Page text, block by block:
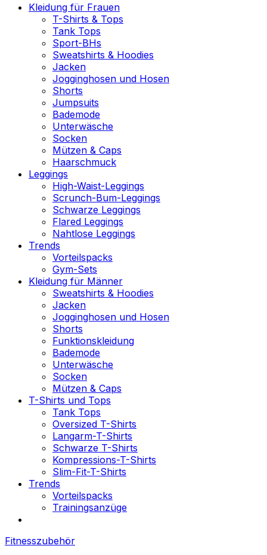
Kleidung für Frauen
T-Shirts & Tops
Tank Tops
Sport-BHs
Sweatshirts & Hoodies
Jacken
Jogginghosen und Hosen
Shorts
Jumpsuits
Bademode
Unterwäsche
Socken
Mützen & Caps
Haarschmuck
Leggings
High-Waist-Leggings
Scrunch-Bum-Leggings
Schwarze Leggings
Flared Leggings
Nahtlose Leggings
Trends
Vorteilspacks
Gym-Sets
Kleidung für Männer
Sweatshirts & Hoodies
Jacken
Jogginghosen und Hosen
Shorts
Funktionskleidung
Bademode
Unterwäsche
Socken
Mützen & Caps
T-Shirts und Tops
Tank Tops
Oversized T-Shirts
Langarm-T-Shirts
Schwarze T-Shirts
Kompressions-T-Shirts
Slim-Fit-T-Shirts
Trends
Vorteilspacks
Trainingsanzüge
Fitnesszubehör